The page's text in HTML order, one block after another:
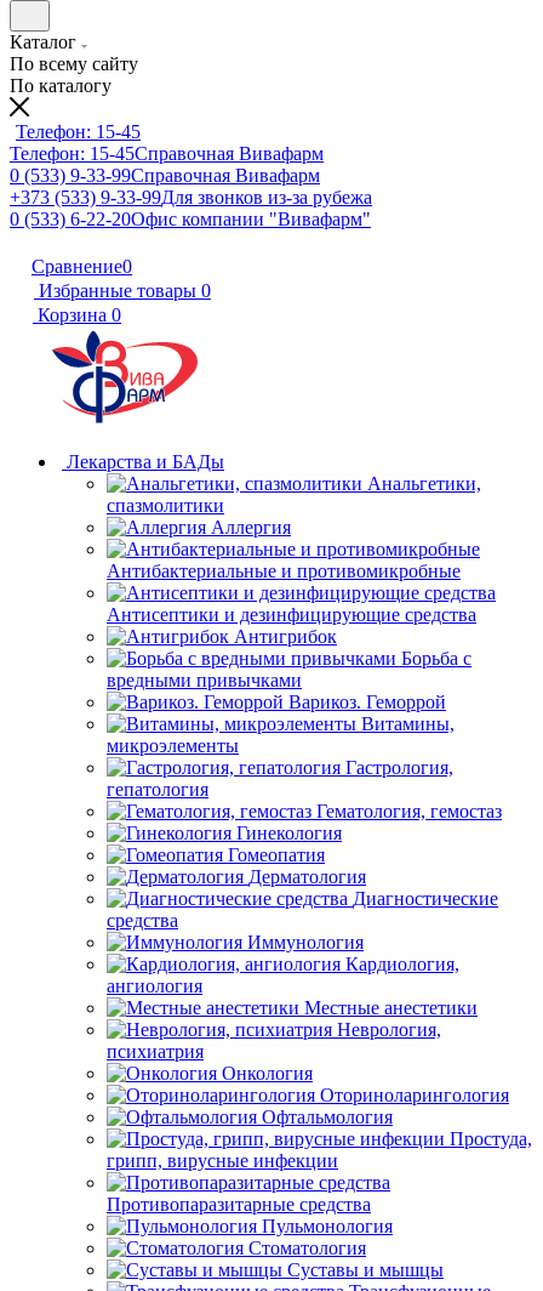
Каталог
По всему сайту
По каталогу
Телефон: 15-45
Телефон: 15-45Справочная Вивафарм
0 (533) 9-33-99Справочная Вивафарм
+373 (533) 9-33-99Для звонков из-за рубежа
0 (533) 6-22-20Офис компании "Вивафарм"
Сравнение0
Избранные товары 0
Корзина 0
Лекарства и БАДы
Анальгетики,
спазмолитики
Аллергия
Антибактериальные и противомикробные
Антисептики и дезинфицирующие средства
Антигрибок
Борьба с
вредными привычками
Варикоз. Геморрой
Витамины,
микроэлементы
Гастрология,
гепатология
Гематология, гемостаз
Гинекология
Гомеопатия
Дерматология
Диагностические
средства
Иммунология
Кардиология,
ангиология
Местные анестетики
Неврология,
психиатрия
Онкология
Оториноларингология
Офтальмология
Простуда,
грипп, вирусные инфекции
Противопаразитарные средства
Пульмонология
Стоматология
Суставы и мышцы